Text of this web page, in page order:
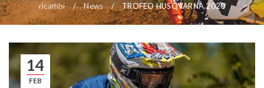
ricambi
/ News / TROFEO HUSQVARNA 2020
14
FEB